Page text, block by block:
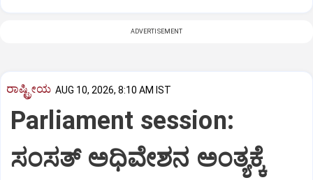
ADVERTISEMENT
ರಾಷ್ಟ್ರೀಯ AUG 10, 2026, 8:10 AM IST
Parliament session:
ಸಂಸತ್‌ ಅಧಿವೇಶನ ಅಂತ್ಯಕ್ಕೆ